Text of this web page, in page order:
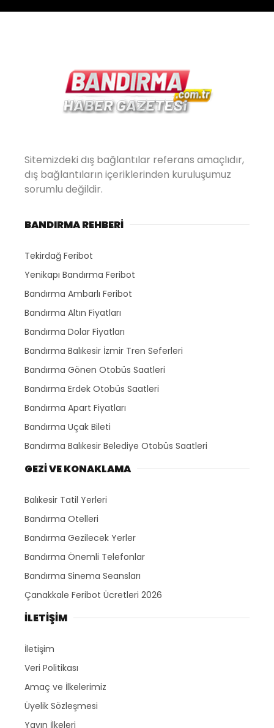
Sitemizdeki dış bağlantılar referans amaçlıdır,
dış bağlantıların içeriklerinden kuruluşumuz
sorumlu değildir.
BANDIRMA REHBERİ
Tekirdağ Feribot
Yenikapı Bandırma Feribot
Bandırma Ambarlı Feribot
Bandırma Altın Fiyatları
Bandırma Dolar Fiyatları
Bandırma Balıkesir İzmir Tren Seferleri
Bandırma Gönen Otobüs Saatleri
Bandırma Erdek Otobüs Saatleri
Bandırma Apart Fiyatları
Bandırma Uçak Bileti
Bandırma Balıkesir Belediye Otobüs Saatleri
GEZİ VE KONAKLAMA
Balıkesir Tatil Yerleri
Bandırma Otelleri
Bandırma Gezilecek Yerler
Bandırma Önemli Telefonlar
Bandırma Sinema Seansları
Çanakkale Feribot Ücretleri 2026
İLETİŞİM
İletişim
Veri Politikası
Amaç ve İlkelerimiz
Üyelik Sözleşmesi
Yayın İlkeleri